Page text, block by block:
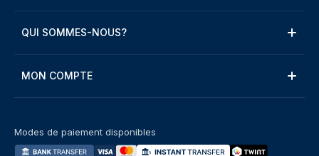
QUI SOMMES-NOUS?
MON COMPTE
Modes de paiement disponibles